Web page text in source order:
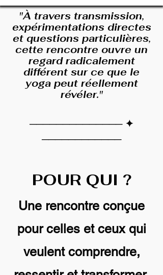
"À travers transmission,
expérimentations directes
et questions particulières,
cette rencontre ouvre un
regard radicalement
différent sur ce que le
yoga peut réellement
révéler."
────────────── ✦
────────────
POUR QUI ?
Une rencontre conçue
pour celles et ceux qui
veulent comprendre,